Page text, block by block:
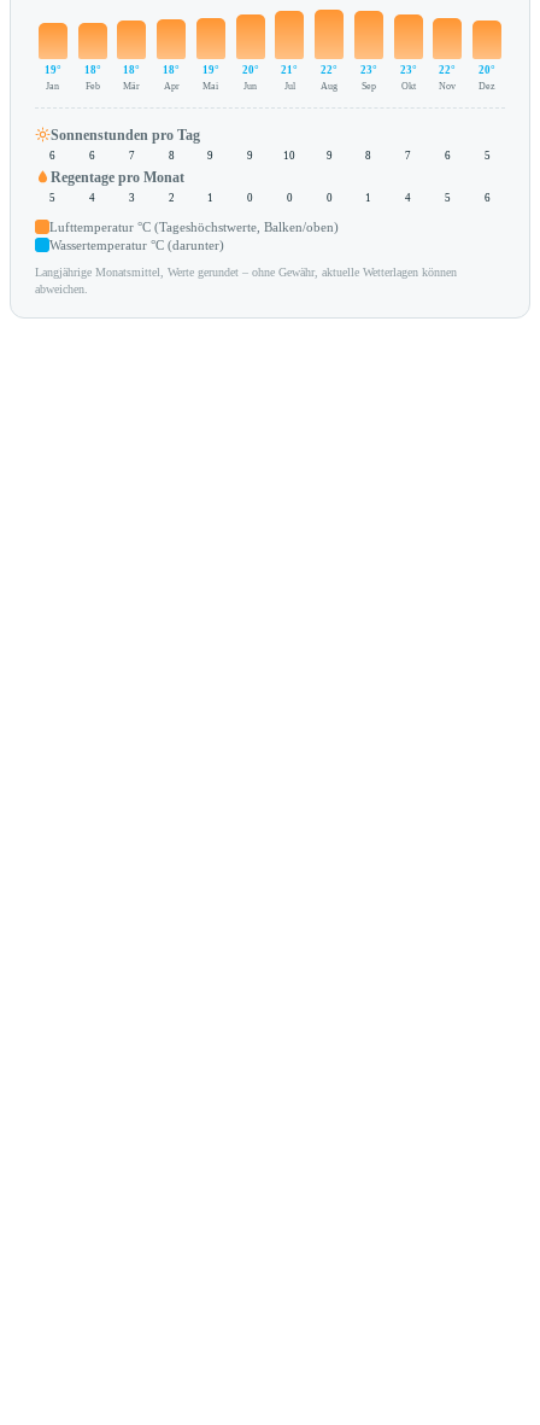
19°
Jan
18°
Feb
18°
Mär
18°
Apr
19°
Mai
20°
Jun
21°
Jul
22°
Aug
23°
Sep
23°
Okt
22°
Nov
20°
Dez
Sonnenstunden pro Tag
6 6 7 8 9 9 10 9 8 7 6 5
Regentage pro Monat
5 4 3 2 1 0 0 0 1 4 5 6
Lufttemperatur °C (Tageshöchstwerte, Balken/oben)
Wassertemperatur °C (darunter)
Langjährige Monatsmittel, Werte gerundet – ohne Gewähr, aktuelle Wetterlagen können
abweichen.